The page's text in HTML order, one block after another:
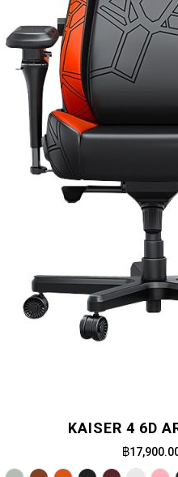
KAISER 4 6D
฿